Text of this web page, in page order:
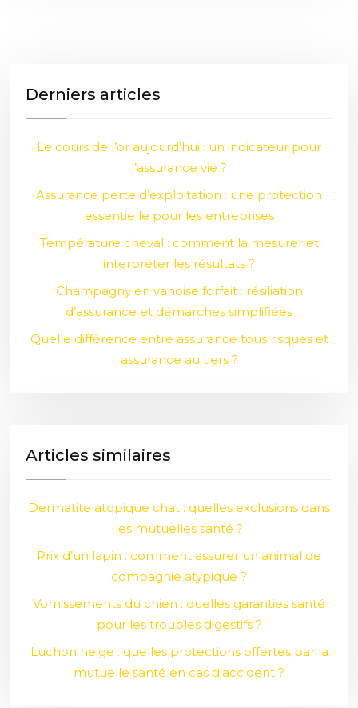
Derniers articles
Le cours de l’or aujourd’hui : un indicateur pour
l’assurance vie ?
Assurance perte d’exploitation : une protection
essentielle pour les entreprises
Température cheval : comment la mesurer et
interpréter les résultats ?
Champagny en vanoise forfait : résiliation
d’assurance et démarches simplifiées
Quelle différence entre assurance tous risques et
assurance au tiers ?
Articles similaires
Dermatite atopique chat : quelles exclusions dans
les mutuelles santé ?
Prix d’un lapin : comment assurer un animal de
compagnie atypique ?
Vomissements du chien : quelles garanties santé
pour les troubles digestifs ?
Luchon neige : quelles protections offertes par la
mutuelle santé en cas d’accident ?